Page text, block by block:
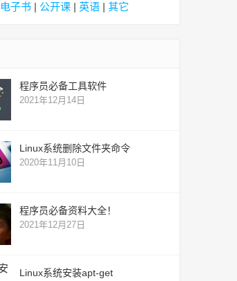
电子书 | 公开课 | 英语 | 其它
程序员必备工具软件
2021年12月14日
Linux系统删除文件夹命令
2020年11月10日
程序员必备资料大全！
2021年12月27日
Linux系统安装apt-get